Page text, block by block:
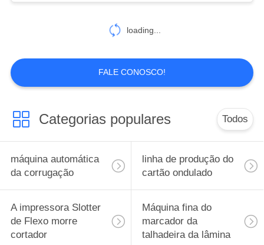
loading...
FALE CONOSCO!
Categorias populares Todos
máquina automática
da corrugação
linha de produção do
cartão ondulado
A impressora Slotter
de Flexo morre
cortador
Máquina fina do
marcador da
talhadeira da lâmina